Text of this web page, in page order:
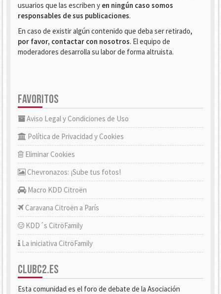
usuarios que las escriben y en ningún caso somos
responsables de sus publicaciones.
En caso de existir algún contenido que deba ser retirado,
por favor, contactar con nosotros. El equipo de
moderadores desarrolla su labor de forma altruista.
FAVORITOS
Aviso Legal y Condiciones de Uso
Política de Privacidad y Cookies
Eliminar Cookies
Chevronazos: ¡Sube tus fotos!
Macro KDD Citroën
Caravana Citroën a París
KDD´s CitröFamily
La iniciativa CitröFamily
CLUBC2.ES
Esta comunidad es el foro de debate de la Asociación